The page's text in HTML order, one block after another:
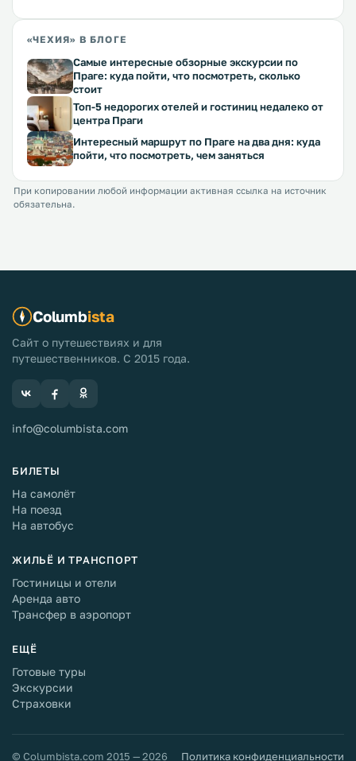
«ЧЕХИЯ» В БЛОГЕ
Самые интересные обзорные экскурсии по
Праге: куда пойти, что посмотреть, сколько
стоит
Топ-5 недорогих отелей и гостиниц недалеко от
центра Праги
Интересный маршрут по Праге на два дня: куда
пойти, что посмотреть, чем заняться
При копировании любой информации активная ссылка на источник
обязательна.
Columbista
Сайт о путешествиях и для
путешественников. С 2015 года.
info@columbista.com
БИЛЕТЫ
На самолёт
На поезд
На автобус
ЖИЛЬЁ И ТРАНСПОРТ
Гостиницы и отели
Аренда авто
Трансфер в аэропорт
ЕЩЁ
Готовые туры
Экскурсии
Страховки
© Columbista.com 2015 — 2026 Политика конфиденциальности